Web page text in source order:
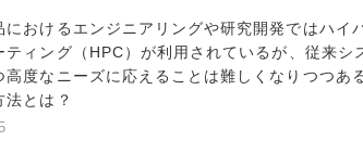
におけるエンジニアリングや研究開発ではハイ
ティング（HPC）が利用されているが、従来シ
高度なニーズに応えることは難しくなりつつあ
法とは？